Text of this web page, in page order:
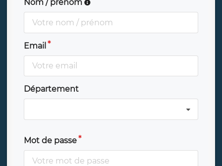
Nom / prénom
Email
Département
Mot de passe